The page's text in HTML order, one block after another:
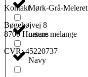
Mørk-Grå-Meleret
nature melange
Navy
Kontakt
Bøgehøjvej 8
8700 Horsens
CVR: 45220737